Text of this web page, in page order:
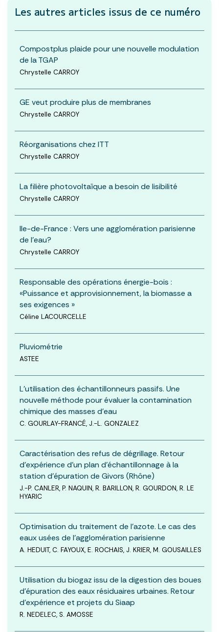
Les autres articles issus de ce numéro
Compostplus plaide pour une nouvelle modulation
de la TGAP
Chrystelle CARROY
GE veut produire plus de membranes
Chrystelle CARROY
Réorganisations chez ITT
Chrystelle CARROY
La filière photovoltaïque a besoin de lisibilité
Chrystelle CARROY
Ile-de-France : Vers une agglomération parisienne
de l'eau?
Chrystelle CARROY
Responsable des opérations énergie-bois :
«Puissance et approvisionnement, la biomasse a
ses exigences »
Céline LACOURCELLE
Pluviométrie
ASTEE
L’utilisation des échantillonneurs passifs. Une
nouvelle méthode pour évaluer la contamination
chimique des masses d’eau
C. GOURLAY-FRANCÉ, J.-L. GONZALEZ
Caractérisation des refus de dégrillage. Retour
d’expérience d’un plan d’échantillonnage à la
station d’épuration de Givors (Rhône)
J.-P. CANLER, P. NAQUIN, R. BARILLON, R. GOURDON, R. LE
HYARIC
Optimisation du traitement de l’azote. Le cas des
eaux usées de l’agglomération parisienne
A. HEDUIT, C. FAYOUX, E. ROCHAIS, J. KRIER, M. GOUSAILLES
Utilisation du biogaz issu de la digestion des boues
d’épuration des eaux résiduaires urbaines. Retour
d’expérience et projets du Siaap
R. NEDELEC, S. AMOSSE